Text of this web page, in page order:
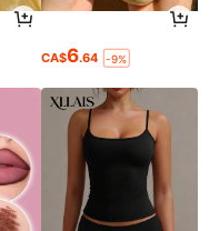
CA$6.64 -9%